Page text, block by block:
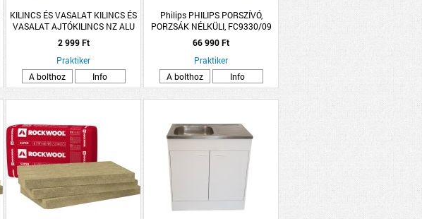
KILINCS ÉS VASALAT KILINCS ÉS
VASALAT AJTÓKILINCS NZ ALU
FEHÉR LANA ROZETTÁS
2 999 Ft
Praktiker
A bolthoz
Info
Philips PHILIPS PORSZÍVÓ,
PORZSÁK NÉLKÜLI, FC9330/09
66 990 Ft
Praktiker
A bolthoz
Info